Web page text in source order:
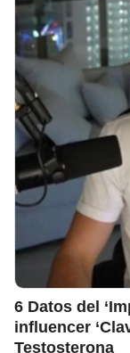
6 Datos del
influencer
Testosterona